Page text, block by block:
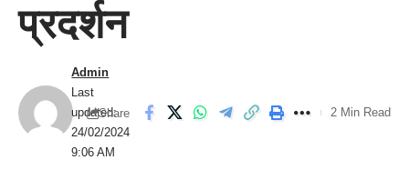
प्रदर्शन
Last
updated:
24/02/2024
9:06 AM
Admin
Share 2 Min Read